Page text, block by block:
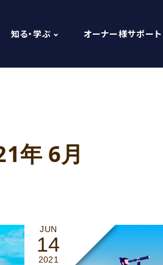
知る・学ぶ オーナー様サポート
年 6月
JUN
14
2021